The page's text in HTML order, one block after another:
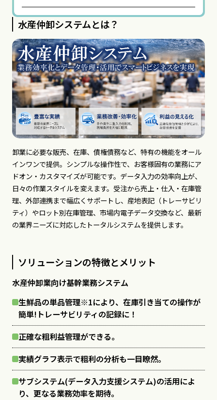
水産仲卸システムとは？
卸業に必要な販売、在庫、債権債務など、特有の機能をオール
インワンで提供。シンプルな操作性で、お客様固有の業務にア
ドオン・カスタマイズが可能です。データ入力の効率向上が、
日々の作業スタイルを変えます。受注から売上・仕入・在庫管
理、外部連携まで幅広くサポートし、産地表記（トレーサビリ
ティ）やロット別在庫管理、市場内電子データ交換など、最新
の業界ニーズに対応したトータルシステムを提供します。
ソリューションの特徴とメリット
水産仲卸業向け基幹業務システム
生鮮品の単品管理※1により、在庫引き当ての操作が
簡単!トレーサビリティの記録に！
正確な粗利益管理ができる。
実績グラフ表示で粗利の分析も一目瞭然。
サブシステム(データ入力支援システム)の活用によ
り、更なる業務効率を期待。